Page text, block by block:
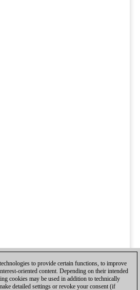
to provide certain functions, to improve
oriented content. Depending on their intended
cookies may be used in addition to technically
detailed settings or revoke your consent (if